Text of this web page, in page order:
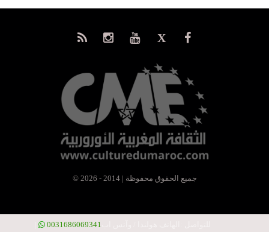
© جميع الحقوق محفوظة | 2014 - 2026
0031686069341